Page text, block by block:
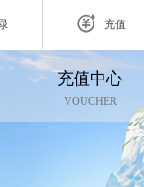
充值
网页游戏
ZAZA超级英雄
充值中心
VOUCHER